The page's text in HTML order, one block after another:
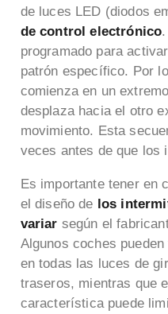
de luces LED (diodos
de control electrónico
programado para
patrón específico. Por
comienza en un
desplaza hacia el otro
movimiento. Esta
veces antes de que los
Es importante tener en
el diseño de los
variar según el
Algunos coches
en todas las luces de
traseros, mientras que
característica puede